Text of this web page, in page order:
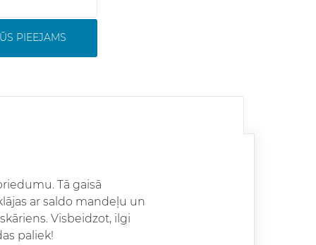
PIEEJAMS
Tā gaisā
ar saldo mandeļu un
Visbeidzot, ilgi
paliek!